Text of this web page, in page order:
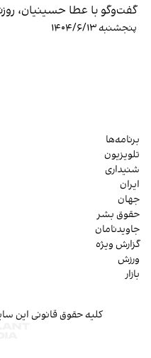
گفت‌‌وگو با عطا حسینیان،
پنجشنبه ۱۴۰۴/۶/۱۳
برنامه‌ها
تلویزیون
شنیداری
ایران
جهان
حقوق بشر
جاویدنامان
گزارش ویژه
ورزش
بازار
کلیه حقوق قانونی این